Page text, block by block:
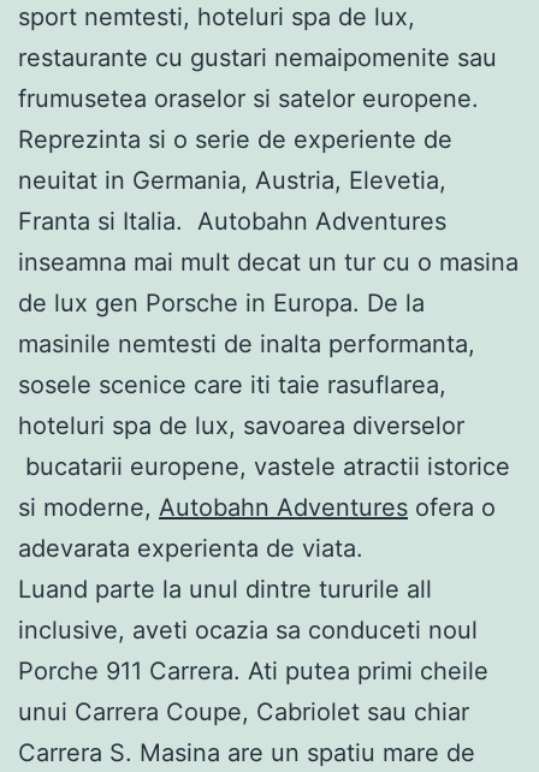
sport nemtesti, hoteluri spa de lux,
restaurante cu gustari nemaipomenite sau
frumusetea oraselor si satelor europene.
Reprezinta si o serie de experiente de
neuitat in Germania, Austria, Elevetia,
Franta si Italia. Autobahn Adventures
inseamna mai mult decat un tur cu o masina
de lux gen Porsche in Europa. De la
masinile nemtesti de inalta performanta,
sosele scenice care iti taie rasuflarea,
hoteluri spa de lux, savoarea diverselor
bucatarii europene, vastele atractii istorice
si moderne, Autobahn Adventures ofera o
adevarata experienta de viata.
Luand parte la unul dintre tururile all
inclusive, aveti ocazia sa conduceti noul
Porche 911 Carrera. Ati putea primi cheile
unui Carrera Coupe, Cabriolet sau chiar
Carrera S. Masina are un spatiu mare de